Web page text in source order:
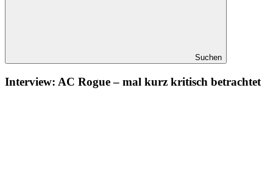
Suchen
Interview: AC Rogue – mal kurz kritisch betrachtet